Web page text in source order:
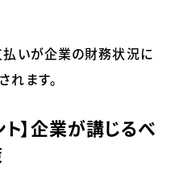
払いが企業の財務状況に
れます。
ト】企業が講じるべ